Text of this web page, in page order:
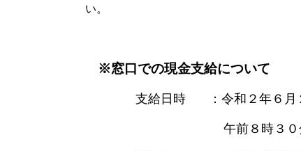
い。
※窓口での現金支給について
支給日時 ：令和２年６月２９
午前８時３０分